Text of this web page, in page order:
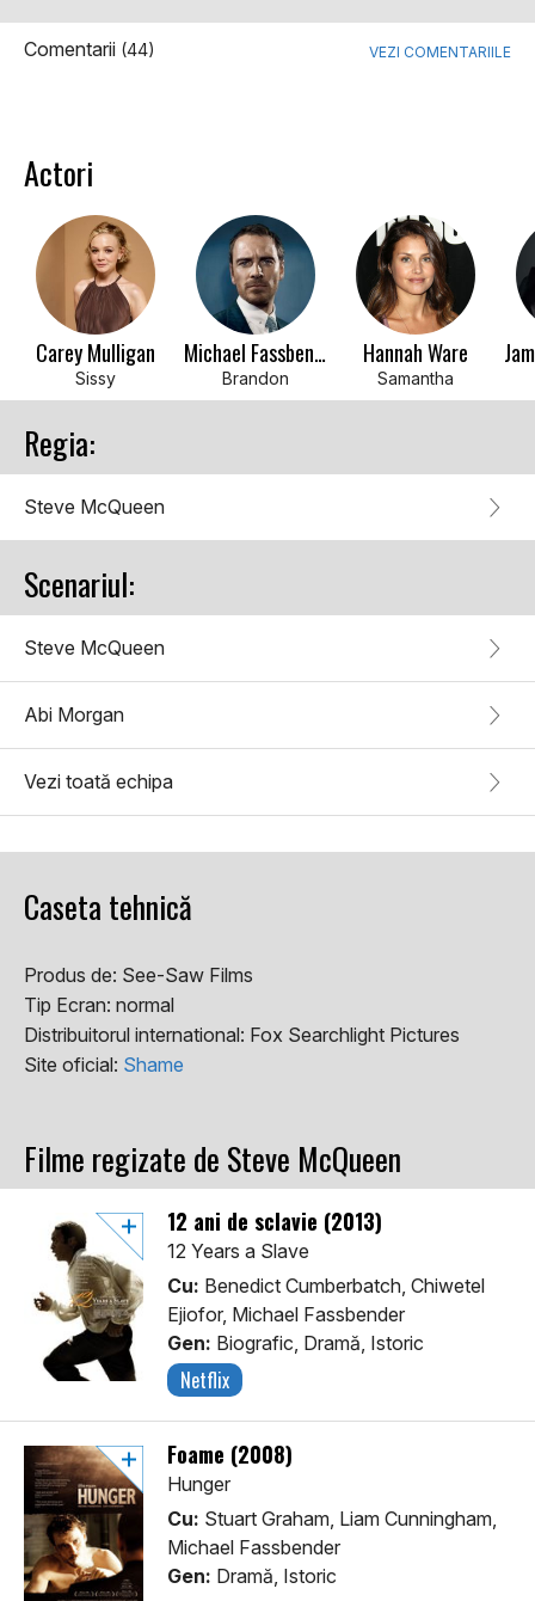
Comentarii (44) VEZI COMENTARIILE
Actori
Carey Mulligan
Sissy
Michael Fassbender
Brandon
Hannah Ware
Samantha
Regia:
Steve McQueen
Scenariul:
Steve McQueen
Abi Morgan
Vezi toată echipa
Caseta tehnică
Produs de: See-Saw Films
Tip Ecran: normal
Distribuitorul international: Fox Searchlight Pictures
Site oficial: Shame
Filme regizate de Steve McQueen
12 ani de sclavie (2013)
12 Years a Slave
Cu: Benedict Cumberbatch, Chiwetel
Ejiofor, Michael Fassbender
Gen: Biografic, Dramă, Istoric
Netflix
Foame (2008)
Hunger
Cu: Stuart Graham, Liam Cunningham,
Michael Fassbender
Gen: Dramă, Istoric